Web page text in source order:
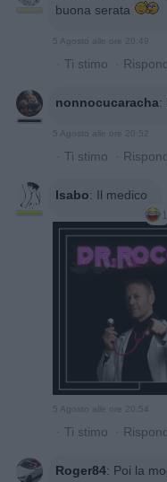
buona serata
5 Agosto alle ore 20:49
· Ti stimo ·
nonnocucaracha:
5 Agosto alle ore 20:52
· Ti stimo ·
Isabo: Il medico
1
5 Agosto alle ore 20:54
· Ti stimo ·
Roger84: Poi la